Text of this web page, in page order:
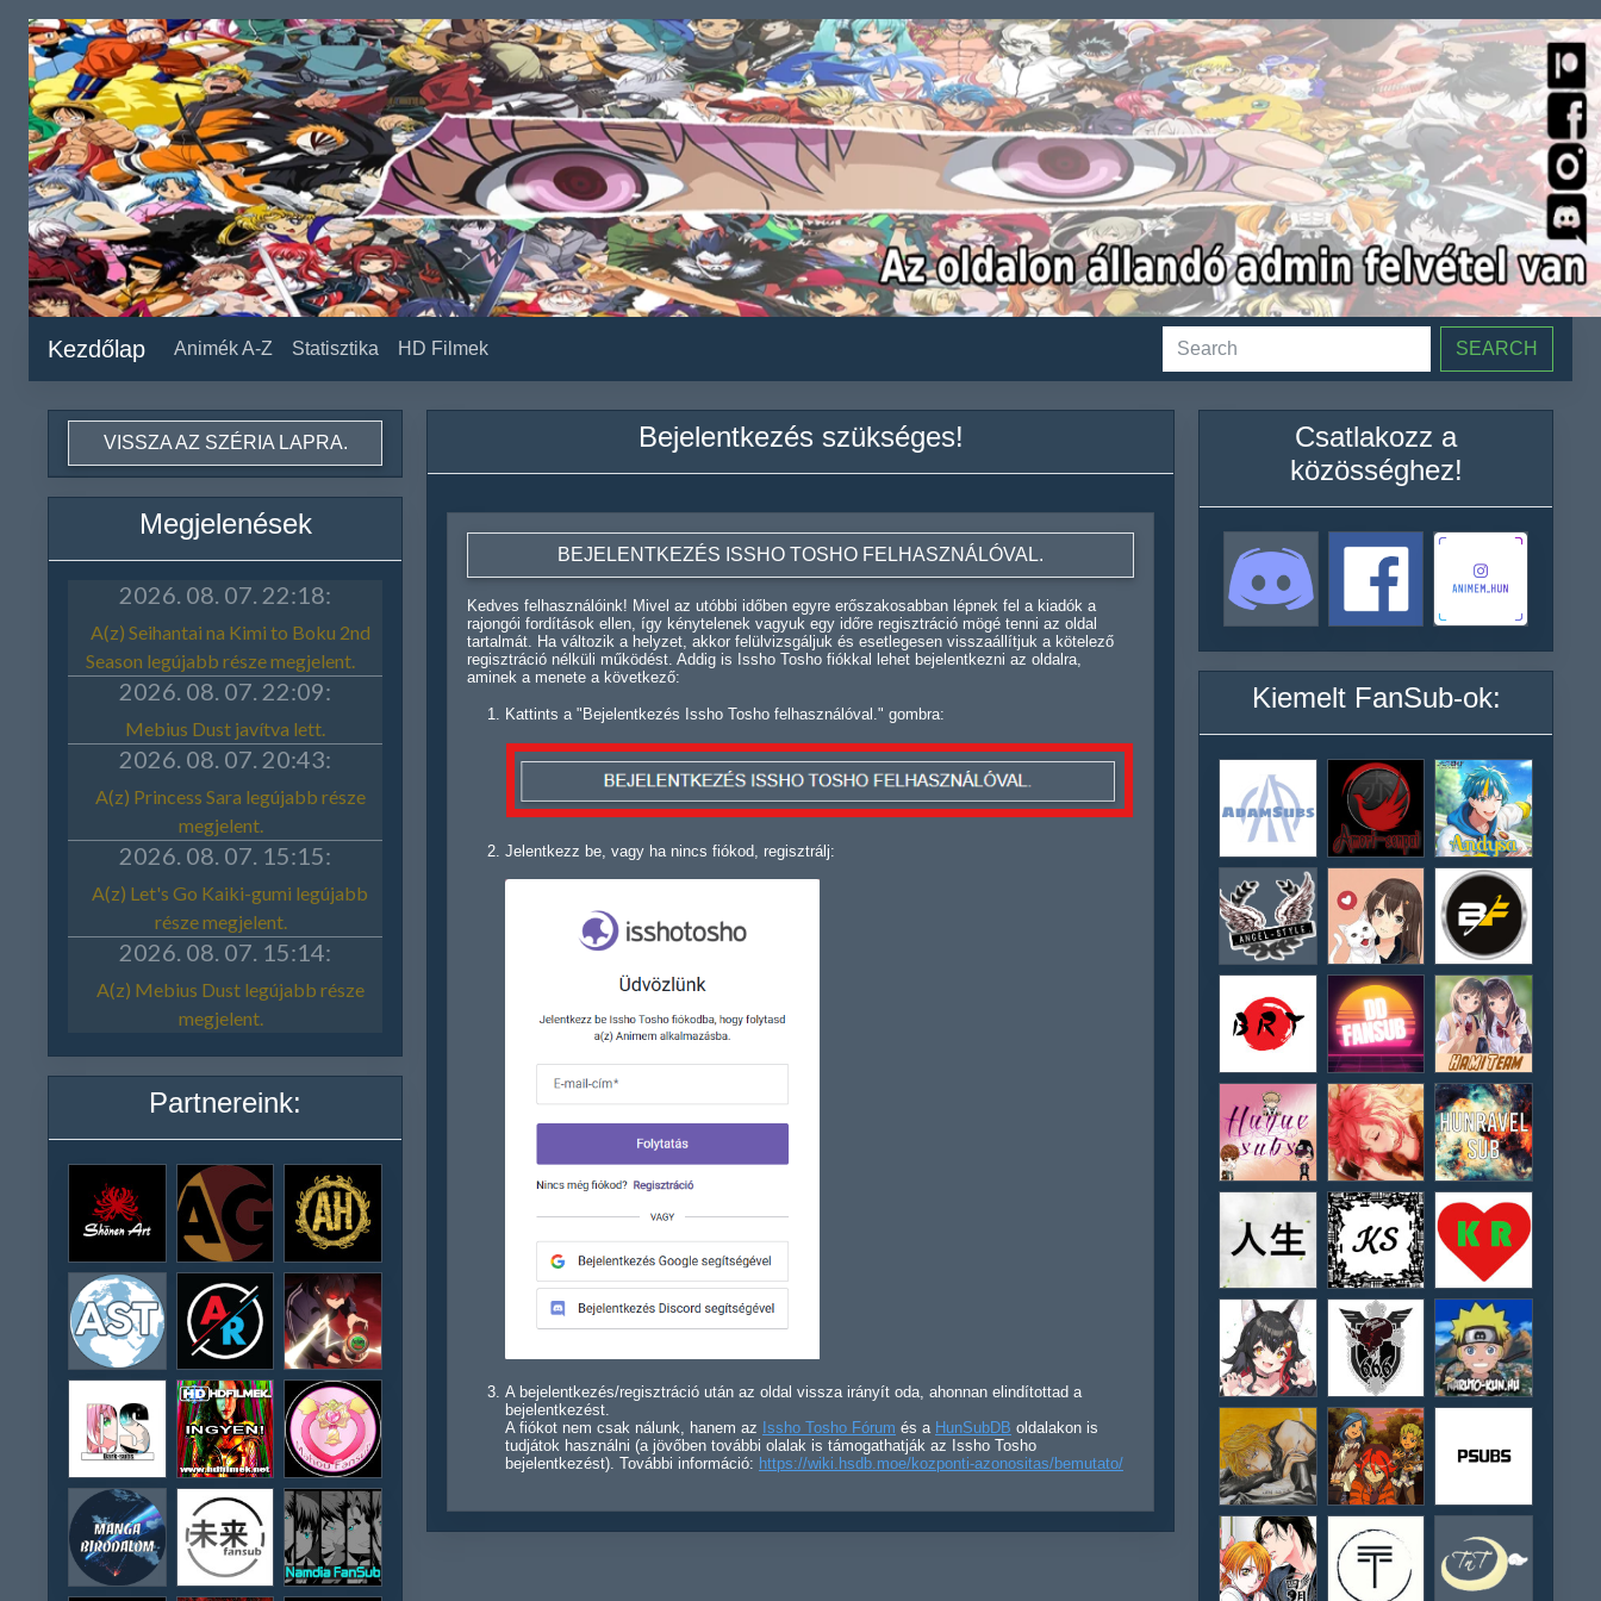
Kezdőlap Animék A-Z Statisztika HD Filmek SEARCH
VISSZA AZ SZÉRIA LAPRA.
Megjelenések
Partnereink:
Bejelentkezés szükséges!
BEJELENTKEZÉS ISSHO TOSHO FELHASZNÁLÓVAL.
Kedves felhasználóink! Mivel az utóbbi időben egyre erőszakosabban lépnek fel a kiadók a
rajongói fordítások ellen, így kénytelenek vagyuk egy időre regisztráció mögé tenni az oldal
tartalmát. Ha változik a helyzet, akkor felülvizsgáljuk és esetlegesen visszaállítjuk a kötelező
regisztráció nélküli működést. Addig is Issho Tosho fiókkal lehet bejelentkezni az oldalra,
aminek a menete a következő:
Kattints a "Bejelentkezés Issho Tosho felhasználóval." gombra:
Jelentkezz be, vagy ha nincs fiókod, regisztrálj:
A bejelentkezés/regisztráció után az oldal vissza irányít oda, ahonnan elindítottad a
bejelentkezést.
A fiókot nem csak nálunk, hanem az Issho Tosho Fórum és a HunSubDB oldalakon is
tudjátok használni (a jövőben további olalak is támogathatják az Issho Tosho
bejelentkezést). További információ: https://wiki.hsdb.moe/kozponti-azonositas/bemutato/
Csatlakozz a
közösséghez!
Kiemelt FanSub-ok: